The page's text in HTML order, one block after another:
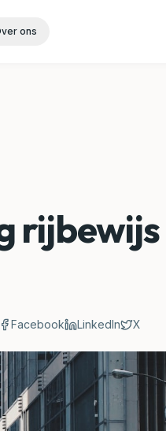
ons
rijbewijs
Facebook LinkedIn X